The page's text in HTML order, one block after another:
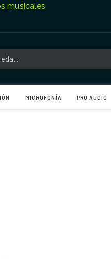
musicales
MICROFONÍA PRO AUDIO